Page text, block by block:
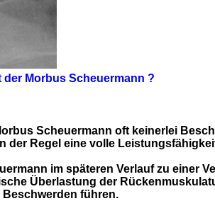
Morbus Scheuermann ?
Scheuermann oft keinerlei
der Regel eine volle
im späteren Verlauf zu einer
Überlastung der
führen.